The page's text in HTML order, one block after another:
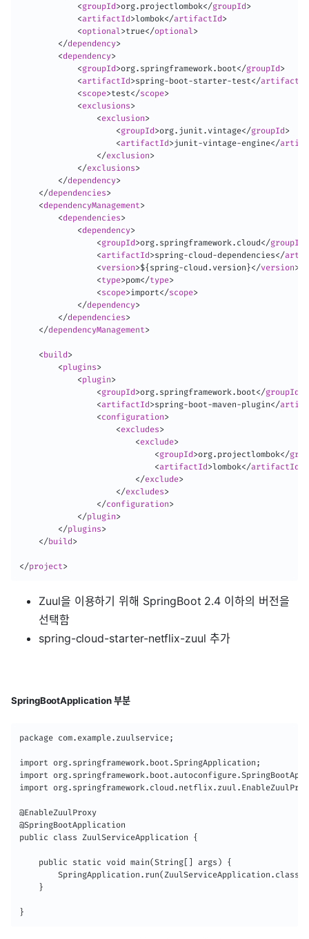
<groupId>org.projectlombok</groupId>
<artifactId>lombok</artifactId>
<optional >true</optional >
</dependency>
<dependency>
<groupId>org.springframework.boot</groupId>
<artifactId>spring-boot-starter-test</artifactId
<scope>test</scope>
<exclusions>
<exclusion>
<groupId>org.junit.vintage</groupId>
<artifactId>junit-vintage-engine</
</exclusion>
</exclusions>
</dependency>
</dependencies>
<dependencyManagement>
<dependencies>
<dependency>
<groupId>org.springframework.cloud</groupId
<artifactId>spring-cloud-dependencies</
<version>${spring-cloud.version}</version>
<type>pom</type>
<scope>import</scope>
</dependency>
</dependencies>
</dependencyManagement>
<build>
<plugins>
<plugin>
<groupId>org.springframework.boot</groupId
<artifactId>spring-boot-maven-plugin</
<configuration>
<excludes>
<exclude>
<groupId>org.projectlombok</
<artifactId>lombok</artifactId
</exclude>
</excludes>
</configuration>
</plugin>
</plugins>
</build>
</project>
Zuul을 이용하기 위해 SpringBoot 2.4 이하의 버전을
선택함
spring-cloud-starter-netflix-zuul 추가
SpringBootApplication 부분
package com.example.zuulservice;
import org.springframework.boot.SpringApplication;
import
import
@EnableZuulProxy
@SpringBootApplication
public class ZuulServiceApplication {
    public static void main(String[] args) {
SpringApplication.run(ZuulServiceApplication.class,
    }
}